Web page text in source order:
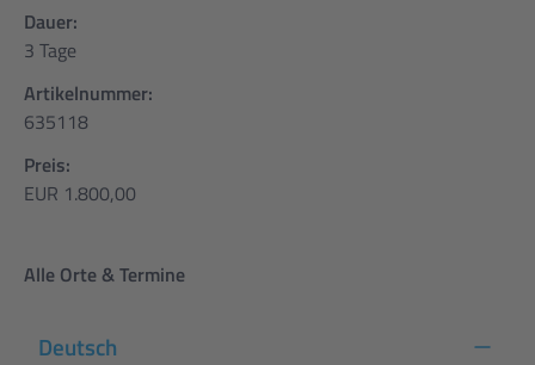
Dauer:
3 Tage
Artikelnummer:
635118
Preis:
EUR 1.800,00
Alle Orte & Termine
Deutsch